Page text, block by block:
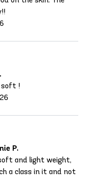
soft !
P.
and light weight,
a class in it and not